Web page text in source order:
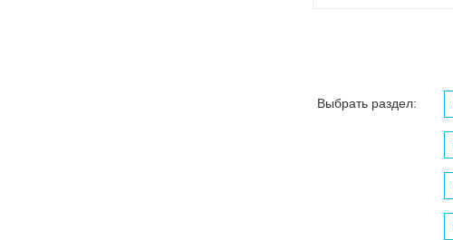
Выбрать раздел: